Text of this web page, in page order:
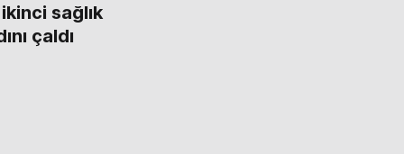
sağlık
çaldı